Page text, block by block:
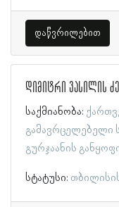
დაწვრილებით
დიმიტრი ვასილის
საქმიანობა:
გამავრცელებელი
გურჯაანის
სტატუსი: